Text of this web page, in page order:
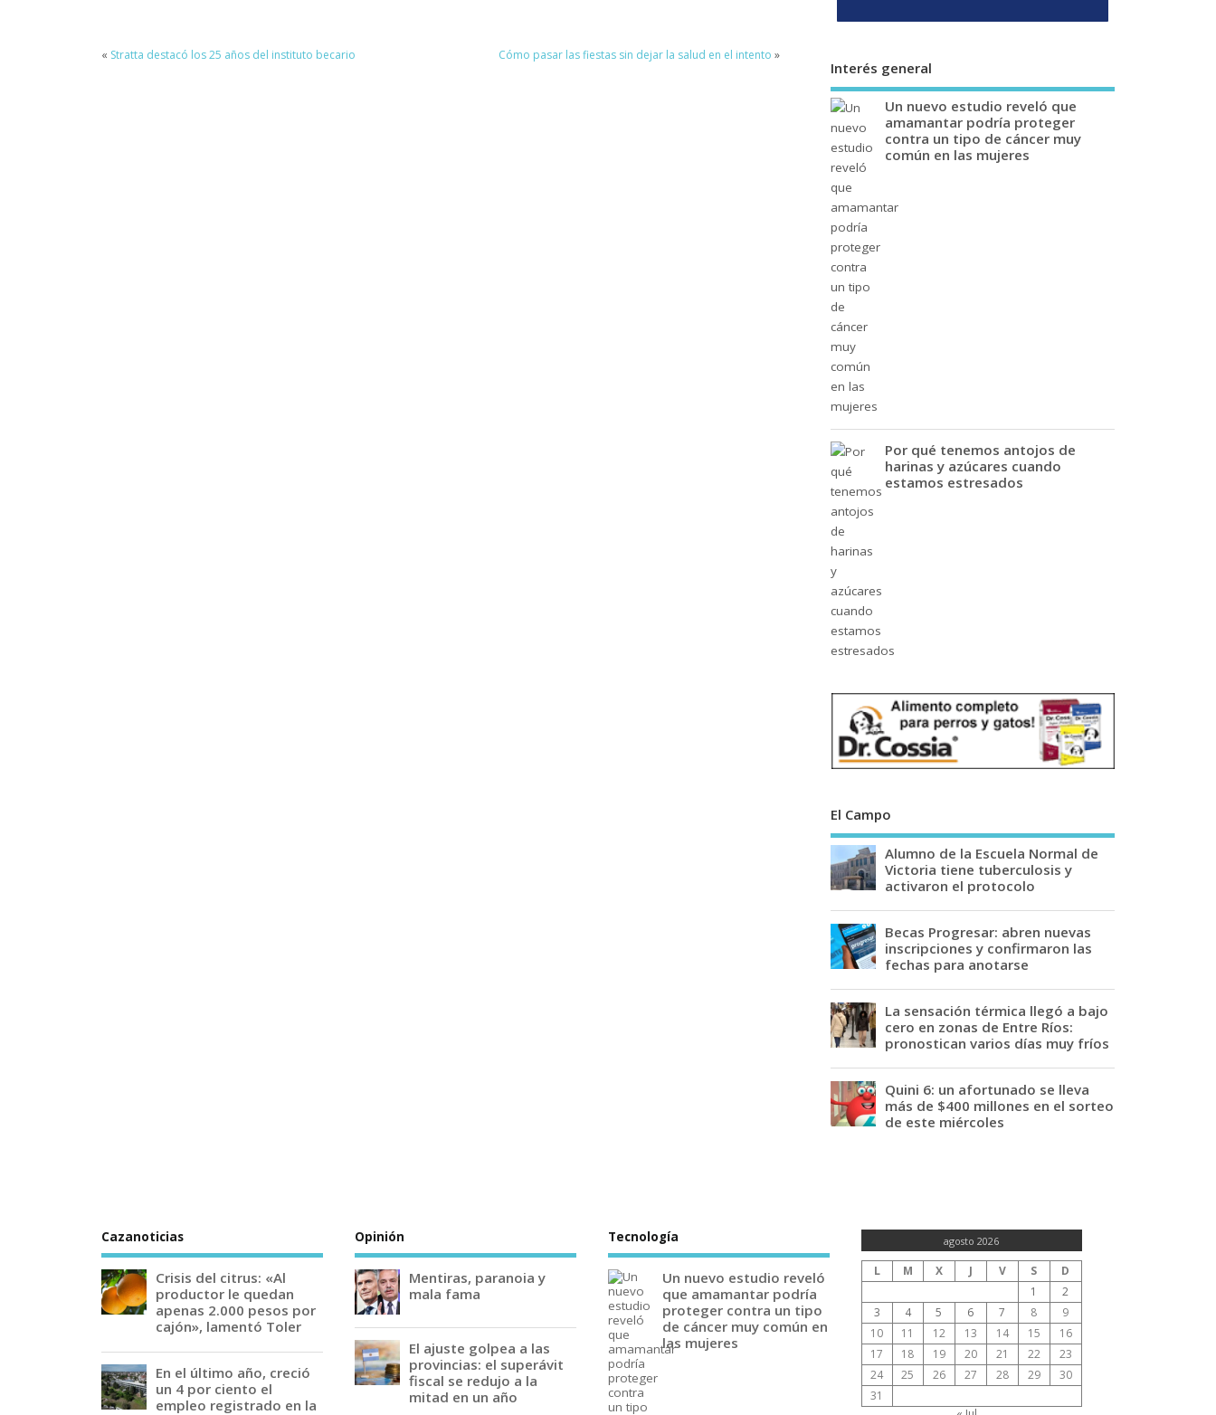
« Stratta destacó los 25 años del instituto becario Cómo pasar las fiestas sin dejar la salud en el intento »
Interés general
Un nuevo estudio reveló que
amamantar podría proteger
contra un tipo de cáncer muy
común en las mujeres
Por qué tenemos antojos de
harinas y azúcares cuando
estamos estresados
El Campo
Alumno de la Escuela Normal de
Victoria tiene tuberculosis y
activaron el protocolo
Becas Progresar: abren nuevas
inscripciones y confirmaron las
fechas para anotarse
La sensación térmica llegó a bajo
cero en zonas de Entre Ríos:
pronostican varios días muy fríos
Quini 6: un afortunado se lleva
más de $400 millones en el sorteo
de este miércoles
Cazanoticias
Crisis del citrus: «Al
productor le quedan
apenas 2.000 pesos por
cajón», lamentó Toler
En el último año, creció
un 4 por ciento el
empleo registrado en la
Opinión
Mentiras, paranoia y
mala fama
El ajuste golpea a las
provincias: el superávit
fiscal se redujo a la
mitad en un año
Tecnología
Un nuevo estudio reveló
que amamantar podría
proteger contra un tipo
de cáncer muy común en
las mujeres
agosto 2026
L M X J V S
D
1
2
3
4 5 6 7 8
9
10
11 12 13 14 15
16
17
18 19 20 21 22
23
24
25 26 27 28 29
30
31